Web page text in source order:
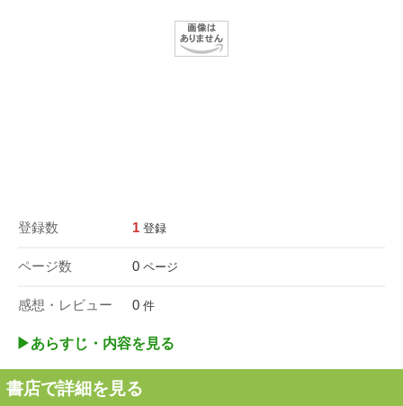
登録数 1 登録
ページ数 0 ページ
感想・レビュー 0 件
▶︎あらすじ・内容を見る
書店で詳細を見る